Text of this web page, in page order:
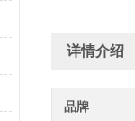
详情介绍
品牌